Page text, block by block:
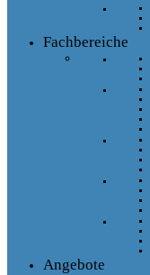
Fachbereiche
Angebote